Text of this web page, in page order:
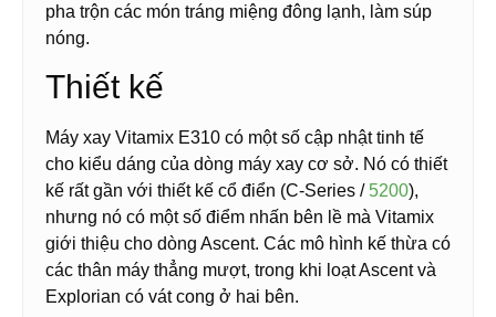
pha trộn các món tráng miệng đông lạnh, làm súp
nóng.
Thiết kế
Máy xay Vitamix E310 có một số cập nhật tinh tế
cho kiểu dáng của dòng máy xay cơ sở. Nó có thiết
kế rất gần với thiết kế cổ điển (C-Series / 5200),
nhưng nó có một số điểm nhấn bên lề mà Vitamix
giới thiệu cho dòng Ascent. Các mô hình kế thừa có
các thân máy thẳng mượt, trong khi loạt Ascent và
Explorian có vát cong ở hai bên.